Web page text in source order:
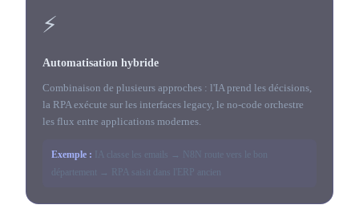
⚡
Automatisation hybride
Combinaison de plusieurs approches : l'IA prend les décisions,
la RPA exécute sur les interfaces legacy, le no-code orchestre
les flux entre applications modernes.
Exemple : IA classe les emails → N8N route vers le bon
département → RPA saisit dans l'ERP ancien